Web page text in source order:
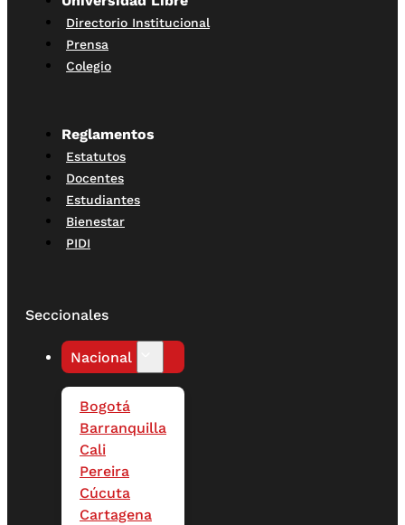
Directorio Institucional
Prensa
Colegio
Reglamentos
Estatutos
Docentes
Estudiantes
Bienestar
PIDI
Seccionales
Nacional
Bogotá
Barranquilla
Cali
Pereira
Cúcuta
Cartagena